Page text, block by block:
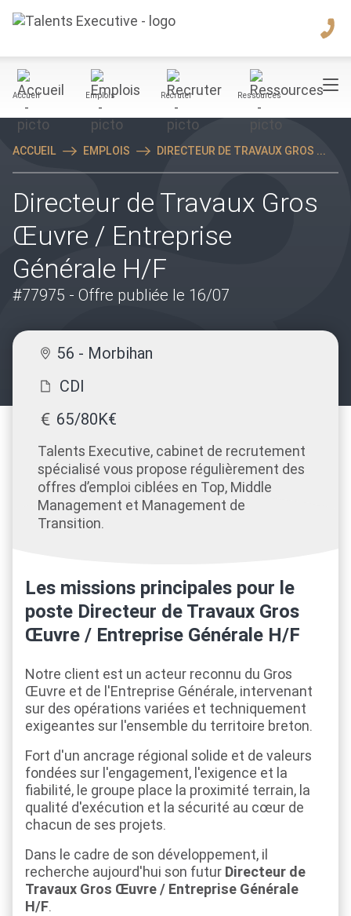
Accueil Emplois Recruter Ressources
ACCUEIL EMPLOIS DIRECTEUR DE TRAVAUX GROS ...
Directeur de Travaux Gros
Œuvre / Entreprise
Générale H/F
#77975 - Offre publiée le 16/07
56 - Morbihan
CDI
65/80K€
Talents Executive, cabinet de recrutement
spécialisé vous propose régulièrement des
offres d’emploi ciblées en Top, Middle
Management et Management de
Transition.
Les missions principales pour le
poste Directeur de Travaux Gros
Œuvre / Entreprise Générale H/F
Notre client est un acteur reconnu du Gros
Œuvre et de l'Entreprise Générale, intervenant
sur des opérations variées et techniquement
exigeantes sur l'ensemble du territoire breton.
Fort d'un ancrage régional solide et de valeurs
fondées sur l'engagement, l'exigence et la
fiabilité, le groupe place la proximité terrain, la
qualité d'exécution et la sécurité au cœur de
chacun de ses projets.
Dans le cadre de son développement, il
recherche aujourd'hui son futur Directeur de
Travaux Gros Œuvre / Entreprise Générale
H/F.